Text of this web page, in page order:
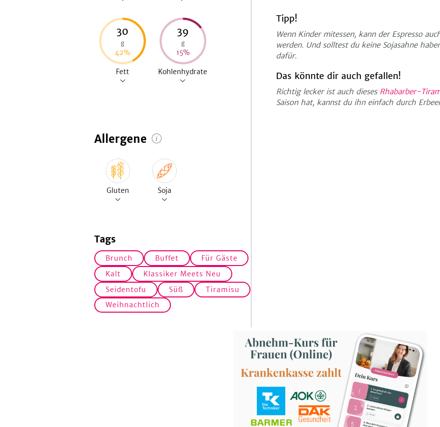
30
g
42%
Fett
39
g
15%
Kohlenhydrate
Allergene
Gluten Soja
Tags
Brunch Buffet
Für Gäste
Kalt
Klassiker Meets Neu
Seidentofu
Süß
Tiramisu
Weihnachtlich
Tipp!
Wenn Kinder mitessen, kann der Espresso
werden. Und solltest du keine Sojasahne
dafür.
Das könnte dir auch gefallen!
Richtig lecker ist auch dieses Rhabarber-
Saison hat, kannst du ihn einfach durch